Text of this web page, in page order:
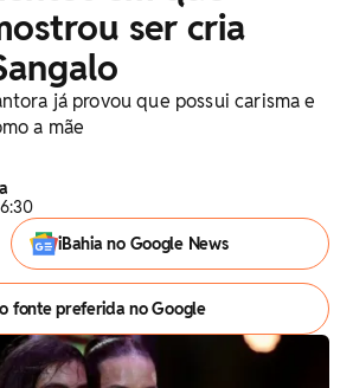
ser cria
já provou que possui carisma e
a mãe
iBahia no Google News
fonte preferida no Google